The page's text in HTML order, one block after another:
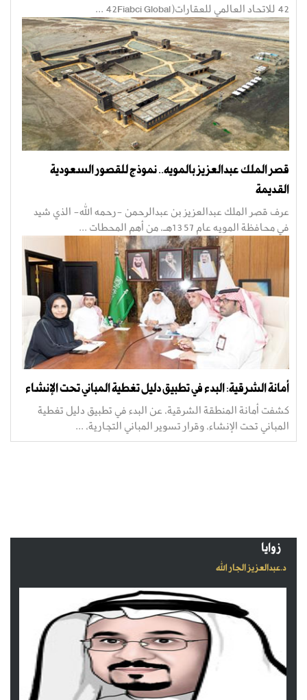
42 للاتحاد العالمي للعقارات(42Fiabci Global ...
قصر الملك عبدالعزيز بالمويه.. نموذج للقصور السعودية
القديمة
عرف قصر الملك عبدالعزيز بن عبدالرحمن -رحمه الله- الذي شيد
في محافظة المويه عام 1357هـ، من أهم المحطات ...
أمانة الشرقية: البدء في تطبيق دليل تغطية المباني تحت الإنشاء
كشفت أمانة المنطقة الشرقية، عن البدء في تطبيق دليل تغطية
المباني تحت الإنشاء، وقرار تسوير المباني التجارية، ...
زوايا
د.عبدالعزيز الجار الله